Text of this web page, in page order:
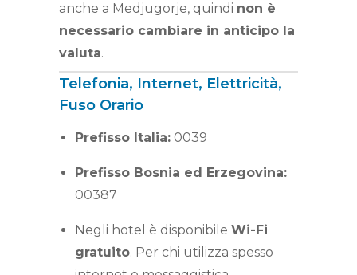
anche a Medjugorje, quindi non è
necessario cambiare in anticipo la
valuta.
Telefonia, Internet, Elettricità,
Fuso Orario
Prefisso Italia: 0039
Prefisso Bosnia ed Erzegovina:
00387
Negli hotel è disponibile Wi-Fi
gratuito. Per chi utilizza spesso